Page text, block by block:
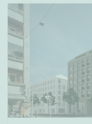
Kunto
Hyvä
Tyydyttävä
Välttävä
Ominaisuudet
Hissi
Järvi- tai